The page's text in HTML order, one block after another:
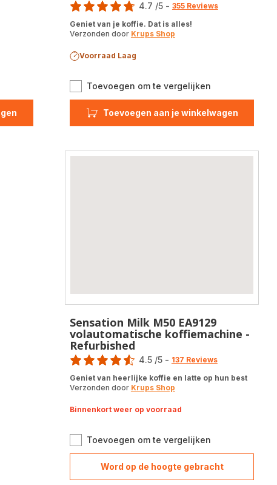
Experience+
Toevoegen om te vergelijkenSensation
EA910B
volautomatische
Toevoegen aan je winkelwagen
4.7 /5 - 355 Reviews
Geniet van je koffie. Dat is alles!
Verzonden door Krups Shop
Voorraad Laag
Toevoegen om te vergelijkenSensation
Milk
M50
Word op de hoogte gebracht
Sensation
Sensation Milk M50 EA9129
volautomatische koffiemachine -
Refurbished
Score
4.5 /5 - 137 Reviews
Geniet van heerlijke koffie en latte op hun best
Verzonden door Krups Shop
Binnenkort weer op voorraad